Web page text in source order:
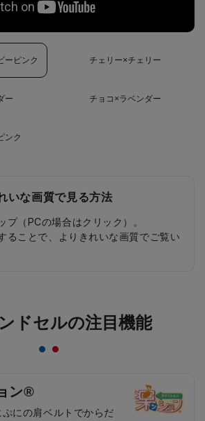
ーピンク チェリー×チェリー
ー チョコ×ラベンダー
ンク
いな画質で見る方法
プ（PCの場合はクリック）。
ることで、よりきれいな画質でご覧い
ドセルの注目機能
ン®
にの肩ベルトでからだ